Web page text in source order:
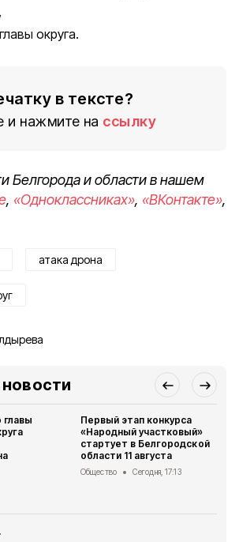
округа.
в тексте?
и нажмите на ссылку
Белгорода и области в нашем
, «Одноклассниках», «ВКонтакте»,
атака дрона
Первый этап конкурса
«Народный участковый»
стартует в Белгородской
области 11 августа
Общество Сегодня, 17:13